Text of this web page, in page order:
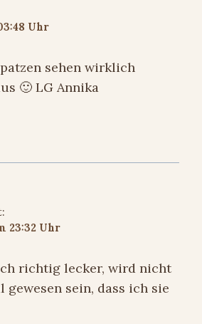
Uhr
sehen wirklich
🙂 LG Annika
23:32 Uhr
richtig lecker, wird nicht
gewesen sein, dass ich sie